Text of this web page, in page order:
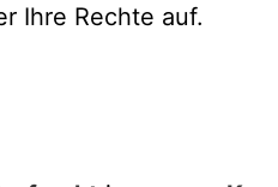
Ihre Rechte auf.